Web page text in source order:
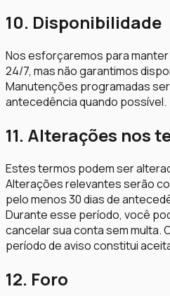
10. Disponibilidade
Nos esforçaremos para
24/7, mas não garantimos
Manutenções programadas
antecedência quando possível.
11. Alterações nos
Estes termos podem ser
Alterações relevantes serão
pelo menos 30 dias de
Durante esse período, você
cancelar sua conta sem multa.
período de aviso constitui
12. Foro